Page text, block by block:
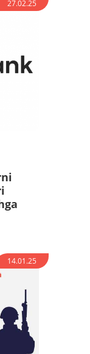
27.02.25
14.01.25